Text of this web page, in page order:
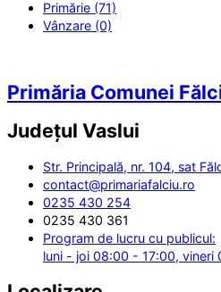
Primărie (71)
Vânzare (0)
Primăria Comunei
Județul Vaslui
Str. Principală, nr. 104, sat
contact@primariafalciu.ro
0235 430 254
0235 430 361
Program de lucru cu publicul:
luni - joi 08:00 - 17:00, vineri